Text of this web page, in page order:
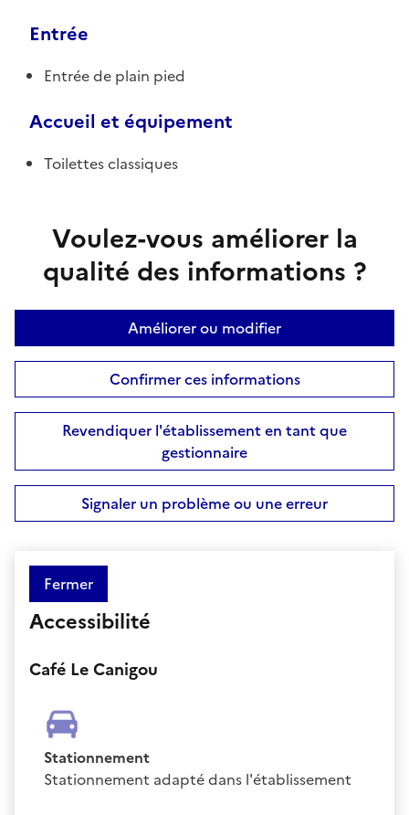
Entrée
Entrée de plain pied
Accueil et équipement
Toilettes classiques
Voulez-vous améliorer la
qualité des informations ?
Améliorer ou modifier
Confirmer ces informations
Revendiquer l'établissement en tant que
gestionnaire
Signaler un problème ou une erreur
Fermer
Accessibilité
Café Le Canigou
Stationnement
Stationnement adapté dans l'établissement